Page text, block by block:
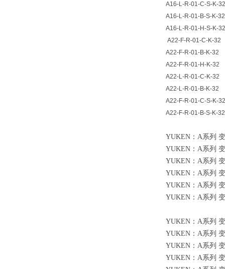
A16-L-R-01-C-S-K-32
A16-L-R-01-B-S-K-32
A16-L-R-01-H-S-K-32
A22-F-R-01-C-K-32
A22-F-R-01-B-K-32
A22-F-R-01-H-K-32
A22-L-R-01-C-K-32
A22-L-R-01-B-K-32
A22-F-R-01-C-S-K-32
A22-F-R-01-B-S-K-32
YUKEN：A系列
YUKEN：A系列
YUKEN：A系列
YUKEN：A系列
YUKEN：A系列
YUKEN：A系列
YUKEN：A系列
YUKEN：A系列
YUKEN：A系列
YUKEN：A系列